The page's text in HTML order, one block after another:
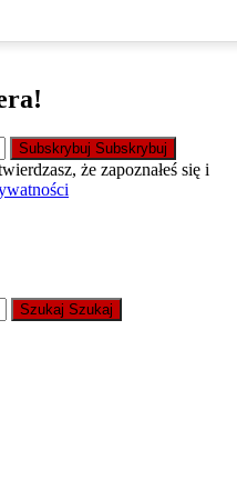
Subskrybuj Subskrybuj
że zapoznałeś się i
Szukaj Szukaj